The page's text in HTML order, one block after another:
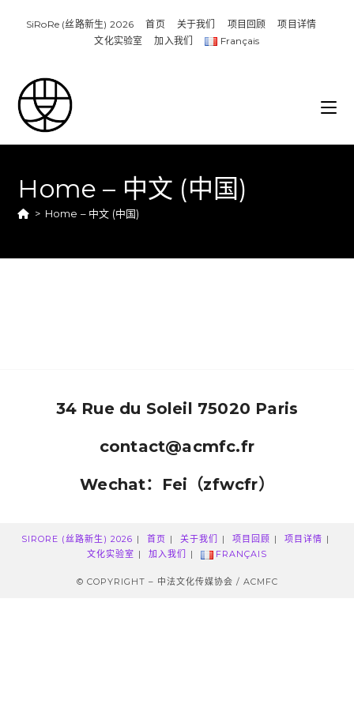
SiRoRe (丝路新生) 2026 首页 关于我们 项目回顾​
项目详情​
文化实验室
加入我们 Français
Home – 中文 (中国)
> Home – 中文 (中国)
34 Rue du Soleil 75020 Paris​
contact@acmfc.fr
Wechat：Fei（zfwcfr）
SIRORE (丝路新生) 2026 首页 关于我们 项目回顾​
项目详情​
文化实验室
加入我们 FRANÇAIS
© COPYRIGHT – 中法文化传媒协会 / ACMFC